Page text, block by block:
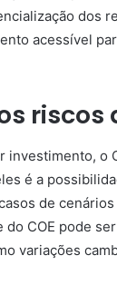
dos
acessível
riscos
investimento, o
é a
de
COE pode
variações